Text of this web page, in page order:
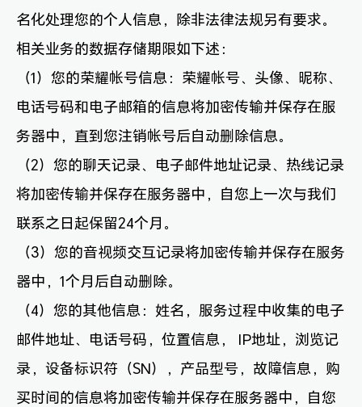
名化处理您的个人信息，除非法律法规另有要求。
相关业务的数据存储期限如下述：
（1）您的荣耀帐号信息：荣耀帐号、头像、昵称、
电话号码和电子邮箱的信息将加密传输并保存在服
务器中，直到您注销帐号后自动删除信息。
（2）您的聊天记录、电子邮件地址记录、热线记录
将加密传输并保存在服务器中，自您上一次与我们
联系之日起保留24个月。
（3）您的音视频交互记录将加密传输并保存在服务
器中，1个月后自动删除。
（4）您的其他信息：姓名，服务过程中收集的电子
邮件地址、电话号码，位置信息， IP地址，浏览记
录，设备标识符（SN），产品型号，故障信息，购
买时间的信息将加密传输并保存在服务器中，自您